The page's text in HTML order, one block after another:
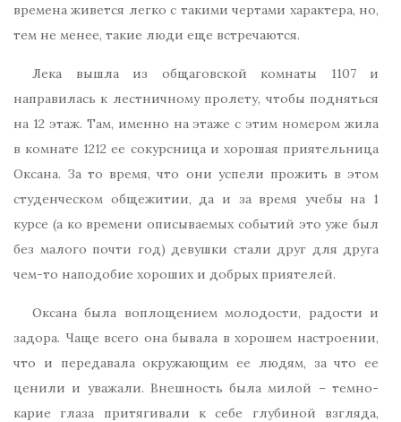
времена живется легко с такими чертами характера, но,
тем не менее, такие люди еще встречаются.
Лека вышла из общаговской комнаты 1107 и
направилась к лестничному пролету, чтобы подняться
на 12 этаж. Там, именно на этаже с этим номером жила
в комнате 1212 ее сокурсница и хорошая приятельница
Оксана. За то время, что они успели прожить в этом
студенческом общежитии, да и за время учебы на 1
курсе (а ко времени описываемых событий это уже был
без малого почти год) девушки стали друг для друга
чем-то наподобие хороших и добрых приятелей.
Оксана была воплощением молодости, радости и
задора. Чаще всего она бывала в хорошем настроении,
что и передавала окружающим ее людям, за что ее
ценили и уважали. Внешность была милой – темно-
карие глаза притягивали к себе глубиной взгляда,